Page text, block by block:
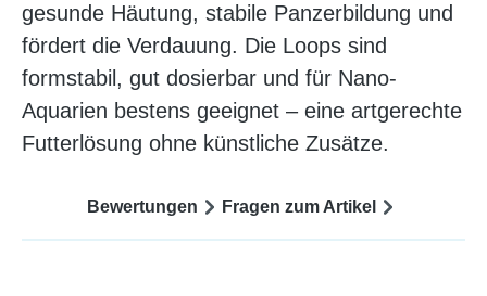
gesunde Häutung, stabile Panzerbildung und
fördert die Verdauung. Die Loops sind
formstabil, gut dosierbar und für Nano-
Aquarien bestens geeignet – eine artgerechte
Futterlösung ohne künstliche Zusätze.
Bewertungen Fragen zum Artikel